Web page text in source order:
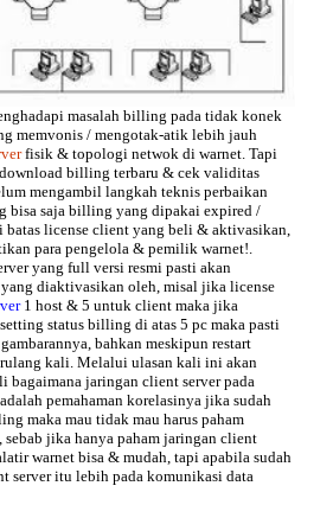
masalah billing pada tidak konek
memvonis / mengotak-atik lebih jauh
fisik & topologi netwok di warnet. Tapi
billing terbaru & cek validitas
mengambil langkah teknis perbaikan
bisa saja billing yang dipakai expired /
batas license client yang beli & aktivasikan,
para pengelola & pemilik warnet!.
yang full versi resmi pasti akan
diaktivasikan oleh, misal jika license
1 host & 5 untuk client maka jika
status billing di atas 5 pc maka pasti
bahkan meskipun restart
kali. Melalui ulasan kali ini akan
bagaimana jaringan client server pada
pemahaman korelasinya jika sudah
maka mau tidak mau harus paham
sebab jika hanya paham jaringan client
warnet bisa & mudah, tapi apabila sudah
server itu lebih pada komunikasi data